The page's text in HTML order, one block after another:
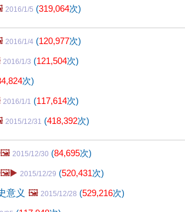
2016/1/5 (319,064次)
2016/1/4 (120,977次)
2016/1/3 (121,504次)
次)
2016/1/1 (117,614次)
2015/12/31 (418,392次)
🖼️ 2015/12/30 (84,695次)
🖼️▶️ 2015/12/29 (520,431次)
意义 🖼️ 2015/12/28 (529,216次)